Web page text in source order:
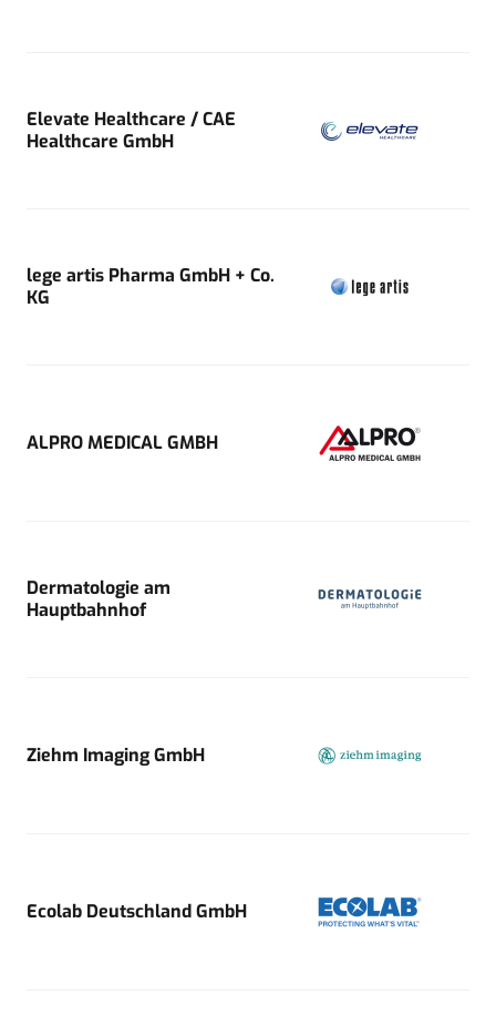
Elevate Healthcare / CAE
Healthcare GmbH
lege artis Pharma GmbH + Co.
KG
ALPRO MEDICAL GMBH
Dermatologie am
Hauptbahnhof
Ziehm Imaging GmbH
Ecolab Deutschland GmbH